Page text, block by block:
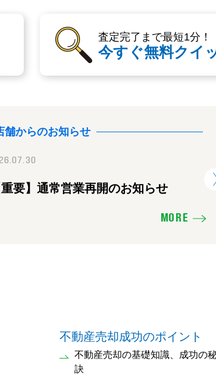
査定完了まで最短1分！
今すぐ無料クイ
舗からのお知らせ
要】通常営業再開のお知らせ
MORE
価格を下げたり、販売活動
不動産売却成功のポイント
不動産売却の基礎知識、成功の
訣